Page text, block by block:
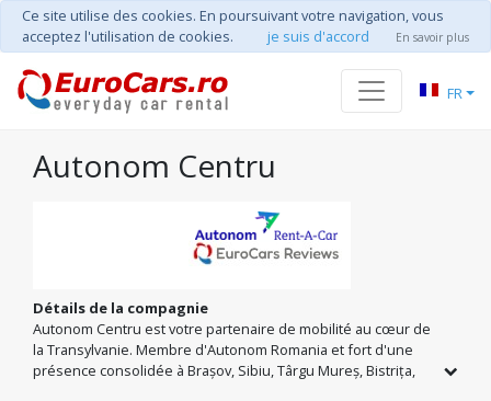
Ce site utilise des cookies. En poursuivant votre navigation, vous
acceptez l'utilisation de cookies.
je suis d'accord En savoir plus
FR
Autonom Centru
Détails de la compagnie
Autonom Centru est votre partenaire de mobilité au cœur de
la Transylvanie. Membre d'Autonom Romania et fort d'une
présence consolidée à Brașov, Sibiu, Târgu Mureș, Bistrița,